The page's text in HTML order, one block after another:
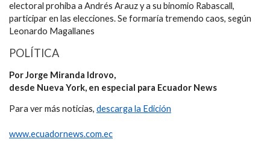
electoral prohiba a Andrés Arauz y a su binomio Rabascall,
participar en las elecciones. Se formaría tremendo caos, según
Leonardo Magallanes
POLÍTICA
Por Jorge Miranda Idrovo,
desde Nueva York, en especial para Ecuador News
Para ver más noticias, descarga la Edición
www.ecuadornews.com.ec